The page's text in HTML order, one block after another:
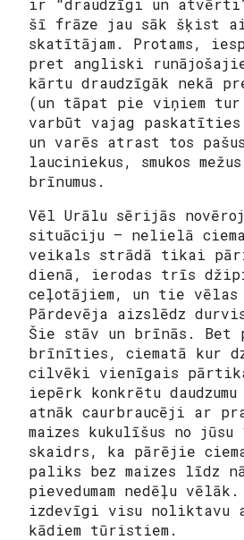
ir “draudzīgi un
šī frāze jau sāk šķist
skatītājam. Protams,
pret angliski
kārtu draudzīgāk nekā
(un tāpat pie viņiem tur
varbūt vajag
un varēs atrast tos
lauciniekus, smukos
brīnumus.
Vēl Urālu sērijās
situāciju – nelielā
veikals strādā tikai
dienā, ierodas trīs
ceļotājiem, un tie
Pārdevēja aizslēdz
Šie stāv un brīnās. Bet
brīnīties, ciematā kur
cilvēki vienīgais
iepērk konkrētu
atnāk caurbraucēji ar
maizes kukulīšus no jūsu
skaidrs, ka pārējie
paliks bez maizes līdz
pievedumam nedēļu
izdevīgi visu noliktavu
kādiem tūristiem.